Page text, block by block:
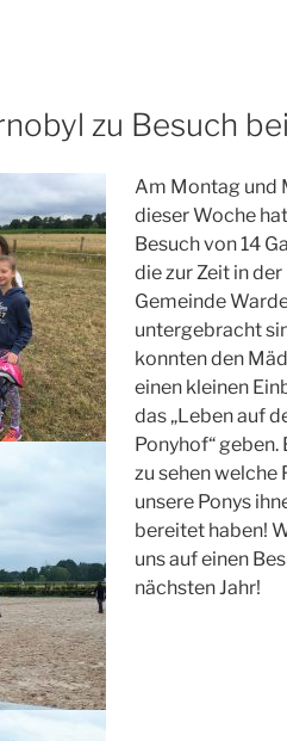
zu Besuch
Am Montag und
dieser Woche
Besuch von 14
die zur Zeit in der
Gemeinde
untergebracht
konnten den
einen kleinen
das „Leben auf
Ponyhof“ geben.
zu sehen welche
unsere Ponys
bereitet haben!
uns auf einen
nächsten Jahr!